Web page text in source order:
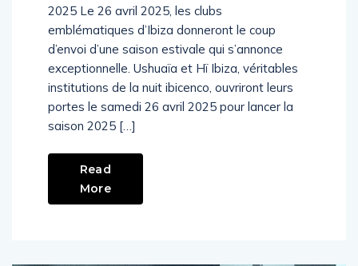
2025 Le 26 avril 2025, les clubs
emblématiques d’Ibiza donneront le coup
d’envoi d’une saison estivale qui s’annonce
exceptionnelle. Ushuaïa et Hï Ibiza, véritables
institutions de la nuit ibicenco, ouvriront leurs
portes le samedi 26 avril 2025 pour lancer la
saison 2025 […]
Read
More